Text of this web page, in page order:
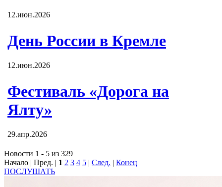
12.июн.2026
День России в Кремле
12.июн.2026
Фестиваль «Дорога на
Ялту»
29.апр.2026
Новости 1 - 5 из 329
Начало | Пред. | 1 2 3 4 5 | След. | Конец
ПОСЛУШАТЬ